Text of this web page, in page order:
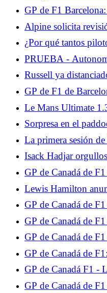
GP de F1
leyenda de Williams
Alpine solicita
Gasly en Mónaco
¿Por qué tantos
zona de boxes de
PRUEBA -
nuestra opinión al
eléctrico en 2028, la
constituye la puerta
miércoles 10 de
Russell ya
aspirar al título?
GP de F1 de
dar un paso adelante
Le Mans Ultimate
BMW M Hybrid V8
Mans 2026.
Sorpresa en el
Powertrains sería el
La primera sesión
estará monopolizada
Isack Hadjar
ídolo, Lewis Hamilton
GP de Canadá de
tras la clasificación:
Lewis Hamilton
Roscoe.
GP de Canadá de
Hadjar, furioso tras
vuelta de mierda”
GP de Canadá de
Ocon tras la
adaptarse son
GP de Canadá de
Charles Leclerc tras
funciona en
GP de Canadá de
carrera, Russell
el Top 5
GP de Canadá F1 -
al final, el italiano
GP de Canadá de